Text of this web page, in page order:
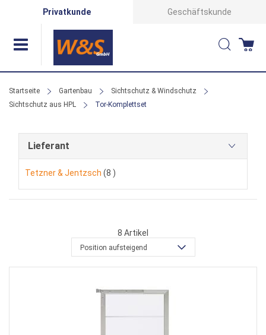
Privatkunde Geschäftskunde
Suche
Startseite Gartenbau
Sichtschutz & Windschutz
Sichtschutz aus HPL
Tor-Komplettset
8 Artikel
Position aufsteigend
Lieferant
Tetzner & Jentzsch 8 Artikel